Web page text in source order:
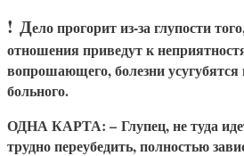
! Дело прогорит из-за глупости
отношения приведут к
вопрошающего, болезни усугубятся
больного.
ОДНА КАРТА: – Глупец, не туда
трудно переубедить, полностью